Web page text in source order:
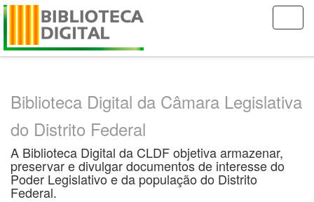
Skip
Biblioteca Digital da Câmara Legislativa
do Distrito Federal
A Biblioteca Digital da CLDF objetiva armazenar,
preservar e divulgar documentos de interesse do
Poder Legislativo e da população do Distrito
Federal.